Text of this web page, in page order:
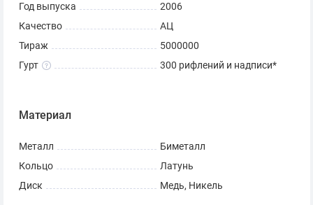
Скульптор: И.А. Фролов.
монеты «10 рублей 2006
Если вы хотите купить монету «10 рублей 2006 Торжок»,
посвященную одному из древних городов России, то,
Год выпуска
2006
Качество
АЦ
Тираж
5000000
Гурт
300 рифлений и надписи*
Материал
Металл
Биметалл
Кольцо
Латунь
Диск
Медь, Никель